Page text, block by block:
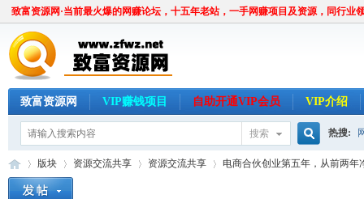
致富资源网·当前最火爆的网赚论坛，十五年老站，一手网赚项目及资源，同行业
致富资源网 VIP赚钱项目 自助开通VIP会员 VIP介绍
搜索
搜
热搜:
版块 资源交流共享 资源交流共享 电商合伙创业第五年，从前两年